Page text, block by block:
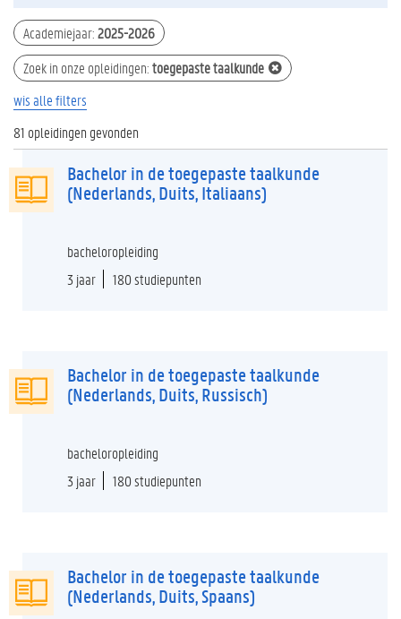
Academiejaar:2025-2026
Zoek in onze opleidingen:toegepaste taalkunde
wis alle filters
81 opleidingen gevonden
Bachelor in de toegepaste taalkunde
(Nederlands, Duits, Italiaans)
bacheloropleiding
3 jaar
180 studiepunten
Bachelor in de toegepaste taalkunde
(Nederlands, Duits, Russisch)
bacheloropleiding
3 jaar
180 studiepunten
Bachelor in de toegepaste taalkunde
(Nederlands, Duits, Spaans)